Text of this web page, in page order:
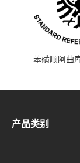
苯磺顺阿曲
产品类别